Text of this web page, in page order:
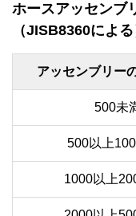
ホースアッセンブ
（JISB8360による
アッセンブリー
500未
500以上
1000以上